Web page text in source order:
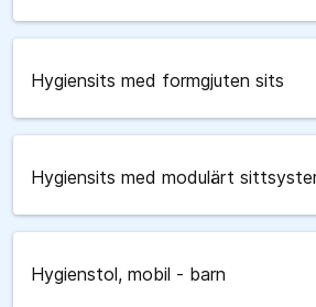
Hygiensits med formgjuten sits
Hygiensits med modulärt
Hygienstol, mobil - barn